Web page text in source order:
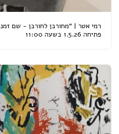
רמי אטר | "מחורבן לחורבן - שם
פתיחה 1.5.26 בשעה 11:00